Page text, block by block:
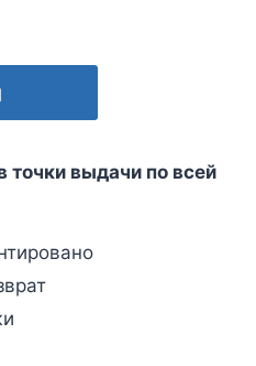
точки выдачи по всей